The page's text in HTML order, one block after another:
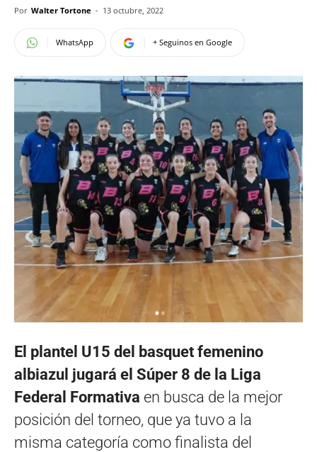
Por Walter Tortone - 13 octubre, 2022
WhatsApp + Seguinos en Google
El plantel U15 del basquet femenino
albiazul jugará el Súper 8 de la Liga
Federal Formativa en busca de la mejor
posición del torneo, que ya tuvo a la
misma categoría como finalista del